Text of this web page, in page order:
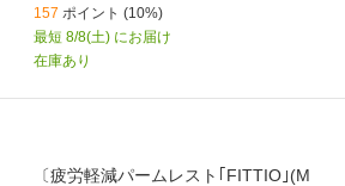
157 ポイント (10%)
最短 8/8(土) にお届け
在庫あり
〔疲労軽減パームレスト｢FITTIO｣(M